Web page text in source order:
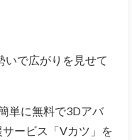
で広がりを見せて
単に無料で3Dアバ
ービス「Vカツ」を